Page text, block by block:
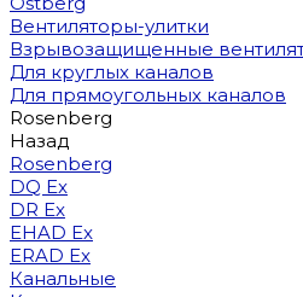
Вентиляторы-улитки
Взрывозащищенные
Для круглых каналов
Для прямоугольных каналов
Rosenberg
Назад
Rosenberg
DQ Ex
DR Ex
EHAD Ex
ERAD Ex
Канальные